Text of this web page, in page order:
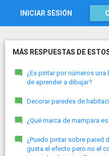
INICIAR SESIÓN
MÁS RESPUESTAS DE
¿Es pintar por números una
de aprender a dibujar?
Decorar paredes de
¿Qué marca de mampara
¿Puedo pintar sobre pared
gusta el efecto pero no el